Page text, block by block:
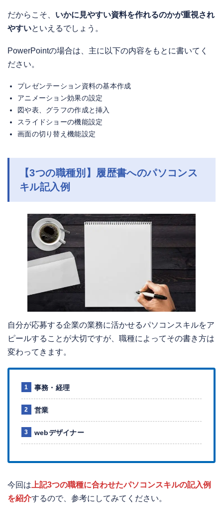
だからこそ、 いかに見やすい資料を作れるのかが重視され
やすいといえるでしょう。
PowerPointの場合は、主に以下の内容をもとに書いてく
ださい。
プレゼンテーション資料の基本作成
アニメーション効果の設定
図や表、グラフの作成と挿入
スライドショーの機能設定
画面の切り替え機能設定
【3つの職種別】履歴書へのパソコンス
キル記入例
自分が応募する企業の業務に活かせるパソコンスキルをア
ピールすることが大切ですが、職種によってその書き方は
変わってきます。
事務・経理
営業
webデザイナー
今回は上記3つの職種に合わせたパソコンスキルの記入例
を紹介するので、参考にしてみてください。